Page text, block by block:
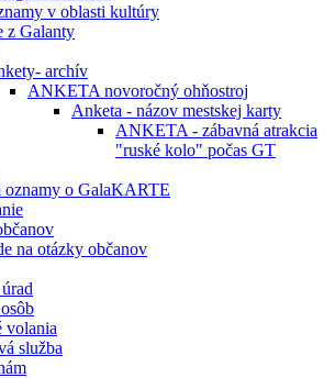
v oblasti kultúry
z Galanty
archív
ANKETA novoročný ohňostroj
Anketa - názov mestskej karty
ANKETA - zábavná atrakcia
"ruské kolo" počas GT
oznamy o GalaKARTE
na otázky občanov
volania
služba